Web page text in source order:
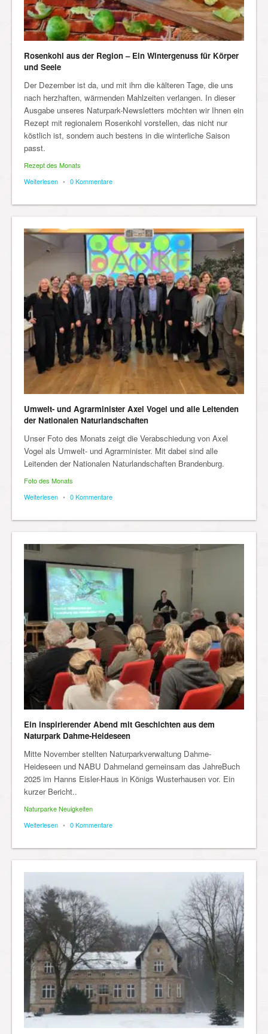
Rosenkohl aus der Region – Ein Wintergenuss für Körper
und Seele
Der Dezember ist da, und mit ihm die kälteren Tage, die uns
nach herzhaften, wärmenden Mahlzeiten verlangen. In dieser
Ausgabe unseres Naturpark-Newsletters möchten wir Ihnen ein
Rezept mit regionalem Rosenkohl vorstellen, das nicht nur
köstlich ist, sondern auch bestens in die winterliche Saison
passt.
Rezept des Monats
Weiterlesen • 0 Kommentare
Umwelt- und Agrarminister Axel Vogel und alle Leitenden
der Nationalen Naturlandschaften
Unser Foto des Monats zeigt die Verabschiedung von Axel
Vogel als Umwelt- und Agrarminister. Mit dabei sind alle
Leitenden der Nationalen Naturlandschaften Brandenburg.
Foto des Monats
Weiterlesen • 0 Kommentare
Ein inspirierender Abend mit Geschichten aus dem
Naturpark Dahme-Heideseen
Mitte November stellten Naturparkverwaltung Dahme-
Heideseen und NABU Dahmeland gemeinsam das JahreBuch
2025 im Hanns Eisler-Haus in Königs Wusterhausen vor. Ein
kurzer Bericht..
Naturparke Neuigkeiten
Weiterlesen • 0 Kommentare